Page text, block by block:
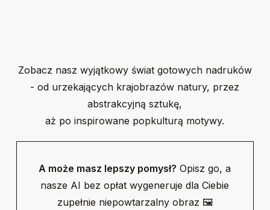
Zobacz nasz wyjątkowy świat gotowych nadruków
- od urzekających krajobrazów natury, przez
abstrakcyjną sztukę,
aż po inspirowane popkulturą motywy.
A może masz lepszy pomysł? Opisz go, a
nasze AI bez opłat wygeneruje dla Ciebie
zupełnie niepowtarzalny obraz 🖼